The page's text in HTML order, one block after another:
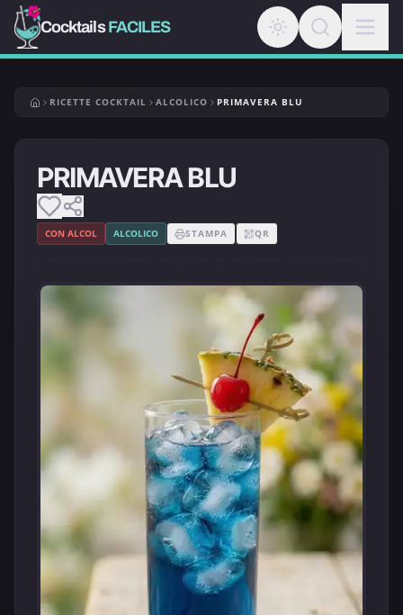
CocktailsFACILES
RICETTE COCKTAIL ALCOLICO PRIMAVERA BLU
PRIMAVERA BLU
CON ALCOL ALCOLICO STAMPA QR